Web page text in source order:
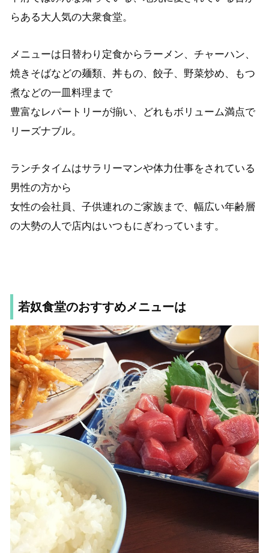
らある大人気の大衆食堂。
メニューは日替わり定食からラーメン、チャーハン、
焼きそばなどの麺類、丼もの、餃子、野菜炒め、もつ
煮などの一皿料理まで
豊富なレパートリーが揃い、どれもボリューム満点で
リーズナブル。
ランチタイムはサラリーマンや体力仕事をされている
男性の方から
女性の会社員、子供連れのご家族まで、幅広い年齢層
の大勢の人で店内はいつもにぎわっています。
若奴食堂のおすすめメニューは